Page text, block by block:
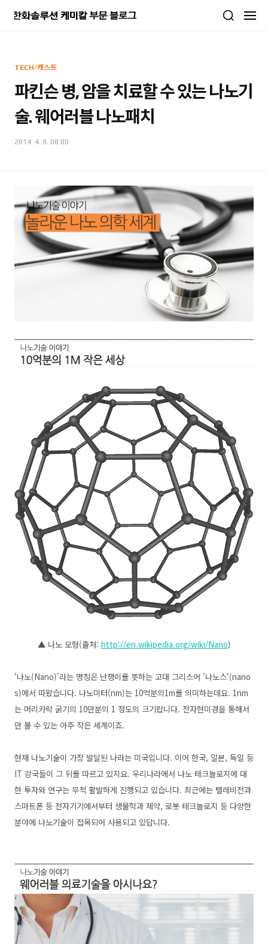
TECH/캐스트
파킨슨 병, 암을 치료할 수 있는 나노기
술. 웨어러블 나노패치
2014. 4. 9. 08:00
▲ 나노 모형(출처: http://en.wikipedia.org/wiki/Nano)
'나노(Nano)'라는 명칭은 난쟁이를 뜻하는 고대 그리스어 '나노스'(nano
s)에서 따왔습니다. 나노미터(nm)는 10억분의1m를 의미하는데요. 1nm
는 머리카락 굵기의 10만분의 1 정도의 크기랍니다. 전자현미경을 통해서
만 볼 수 있는 아주 작은 세계이죠.
현재 나노기술이 가장 발달된 나라는 미국입니다. 이어 한국, 일본, 독일 등
IT 강국들이 그 뒤를 따르고 있지요. 우리나라에서 나노 테크놀로지에 대
한 투자와 연구는 무척 활발하게 진행되고 있습니다. 최근에는 텔레비전과
스마트폰 등 전자기기에서부터 생물학과 제약, 로봇 테크놀로지 등 다양한
분야에 나노기술이 접목되어 사용되고 있답니다.